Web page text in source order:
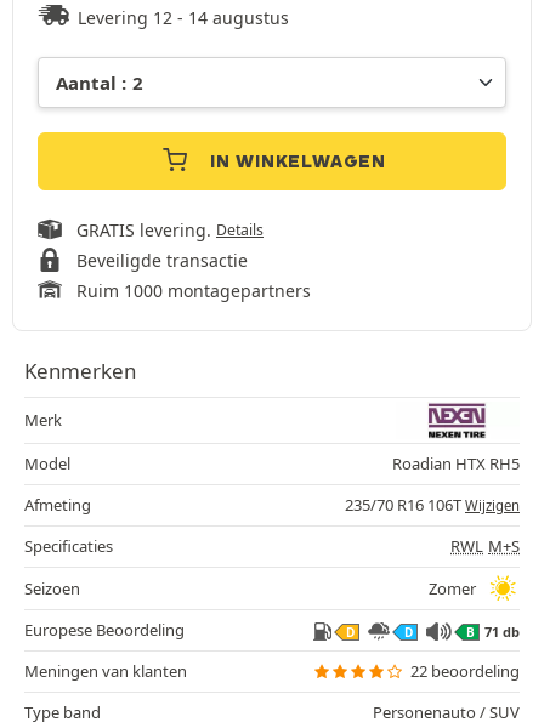
Levering 12 - 14 augustus
IN WINKELWAGEN
GRATIS levering. Details
Beveiligde transactie
Ruim 1000 montagepartners
Kenmerken
Merk
Model
Roadian HTX RH5
Afmeting
235/70 R16 106T Wijzigen
Specificaties RWL M+S
Seizoen
Zomer
Europese Beoordeling
D D B 71 db
Meningen van klanten
22 beoordeling
Type band
Personenauto / SUV